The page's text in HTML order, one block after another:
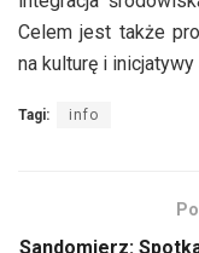
Celem jest także
na kulturę i
Tagi: info
Sandomierz: